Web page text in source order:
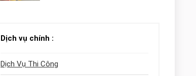
Dịch vụ chính :
Dịch Vụ Thi Công